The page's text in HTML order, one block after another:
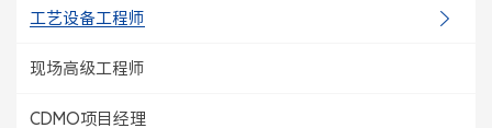
工艺设备工程师
现场高级工程师
CDMO项目经理